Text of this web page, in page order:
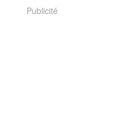
Publicité